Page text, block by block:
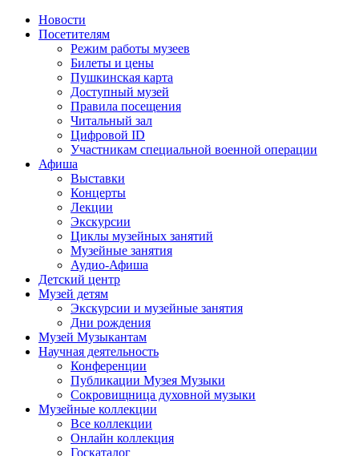
Новости
Посетителям
Режим работы музеев
Билеты и цены
Пушкинская карта
Доступный музей
Правила посещения
Читальный зал
Цифровой ID
Участникам специальной военной операции
Афиша
Выставки
Концерты
Лекции
Экскурсии
Циклы музейных занятий
Музейные занятия
Аудио-Афиша
Детский центр
Музей детям
Экскурсии и музейные занятия
Дни рождения
Музей Музыкантам
Научная деятельность
Конференции
Публикации Музея Музыки
Сокровищница духовной музыки
Музейные коллекции
Все коллекции
Онлайн коллекция
Госкаталог